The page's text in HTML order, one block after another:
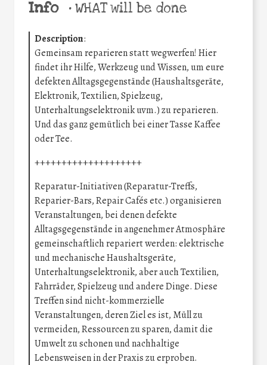
Info •WHAT will be done
Description:
Gemeinsam reparieren statt wegwerfen! Hier
findet ihr Hilfe, Werkzeug und Wissen, um eure
defekten Alltagsgegenstände (Haushaltsgeräte,
Elektronik, Textilien, Spielzeug,
Unterhaltungselektronik uvm.) zu reparieren.
Und das ganz gemütlich bei einer Tasse Kaffee
oder Tee.
++++++++++++++++++++
Reparatur-Initiativen (Reparatur-Treffs,
Reparier-Bars, Repair Cafés etc.) organisieren
Veranstaltungen, bei denen defekte
Alltagsgegenstände in angenehmer Atmosphäre
gemeinschaftlich repariert werden: elektrische
und mechanische Haushaltsgeräte,
Unterhaltungselektronik, aber auch Textilien,
Fahrräder, Spielzeug und andere Dinge. Diese
Treffen sind nicht-kommerzielle
Veranstaltungen, deren Ziel es ist, Müll zu
vermeiden, Ressourcen zu sparen, damit die
Umwelt zu schonen und nachhaltige
Lebensweisen in der Praxis zu erproben.